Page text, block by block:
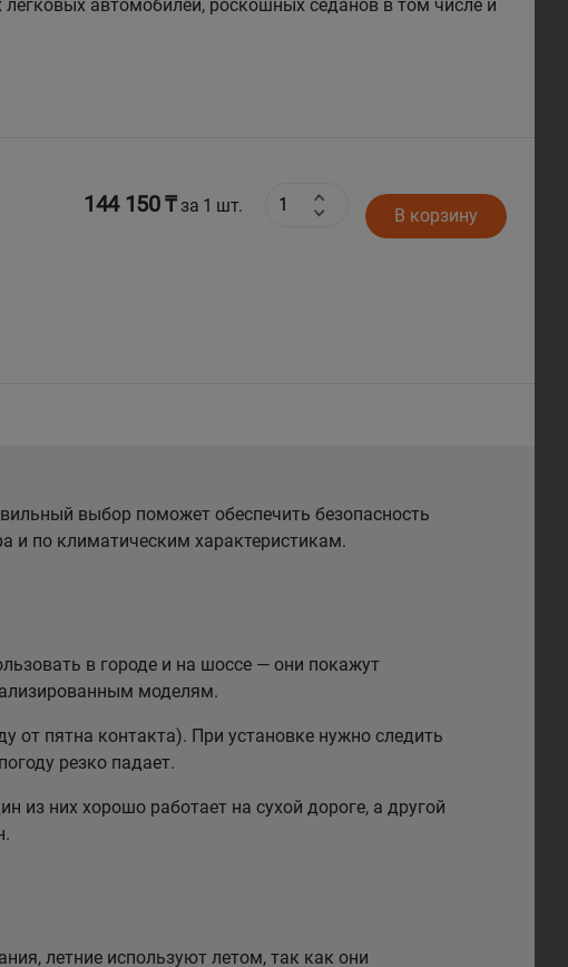
автомобилей, роскошных седанов в том числе и
144 150 ₸за 1 шт. В корзину
выбор поможет обеспечить безопасность
и по климатическим характеристикам.
в городе и на шоссе — они покажут
моделям.
пятна контакта). При установке нужно следить
резко падает.
из них хорошо работает на сухой дороге, а другой
летние используют летом, так как они